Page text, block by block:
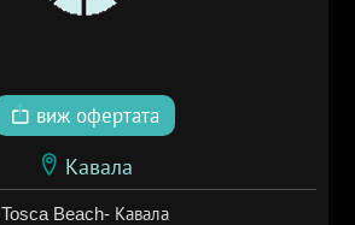
виж офертата
Кавала
Tosca Beach- Кавала